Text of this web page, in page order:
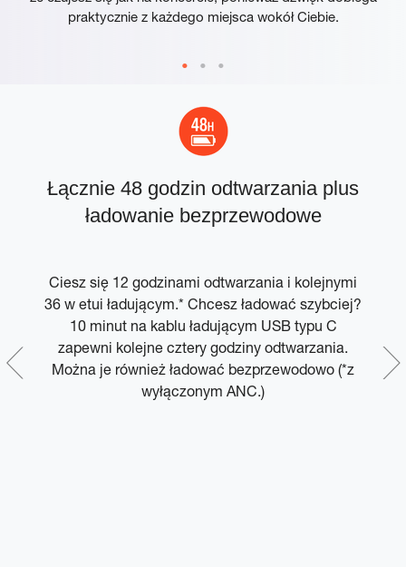
praktycznie z każdego miejsca wokół Ciebie.
Łącznie 48 godzin odtwarzania plus
ładowanie bezprzewodowe
Ciesz się 12 godzinami odtwarzania i kolejnymi
36 w etui ładującym.* Chcesz ładować szybciej?
10 minut na kablu ładującym USB typu C
zapewni kolejne cztery godziny odtwarzania.
Można je również ładować bezprzewodowo (*z
wyłączonym ANC.)